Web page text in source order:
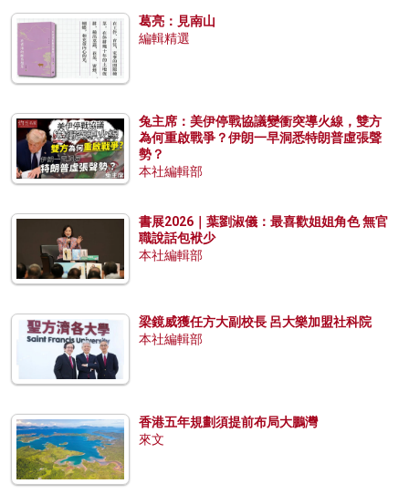
葛亮：見南山
編輯精選
兔主席：美伊停戰協議變衝突導火線，雙方
為何重啟戰爭？伊朗一早洞悉特朗普虛張聲
勢？
本社編輯部
書展2026｜葉劉淑儀：最喜歡姐姐角色 無官
職說話包袱少
本社編輯部
梁鏡威獲任方大副校長 呂大樂加盟社科院
本社編輯部
香港五年規劃須提前布局大鵬灣
來文